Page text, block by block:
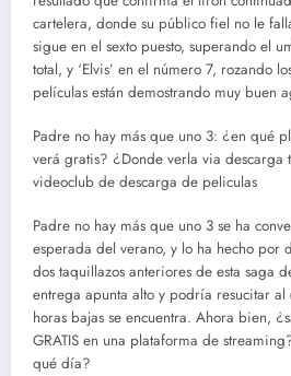
cartelera, donde su público fiel no le
sigue en el sexto puesto, superando el
total, y ‘Elvis’ en el número 7, rozando
películas están demostrando muy buen
Padre no hay más que uno 3: ¿en qué
verá gratis? ¿Donde verla via descarga
videoclub de descarga de peliculas
Padre no hay más que uno 3 se ha
esperada del verano, y lo ha hecho por
dos taquillazos anteriores de esta saga
entrega apunta alto y podría resucitar al
horas bajas se encuentra. Ahora bien,
GRATIS en una plataforma de
qué día?